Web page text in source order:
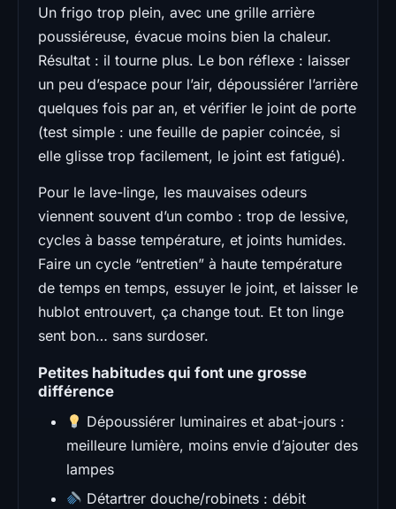
Un frigo trop plein, avec une grille arrière
poussiéreuse, évacue moins bien la chaleur.
Résultat : il tourne plus. Le bon réflexe : laisser
un peu d’espace pour l’air, dépoussiérer l’arrière
quelques fois par an, et vérifier le joint de porte
(test simple : une feuille de papier coincée, si
elle glisse trop facilement, le joint est fatigué).
Pour le lave-linge, les mauvaises odeurs
viennent souvent d’un combo : trop de lessive,
cycles à basse température, et joints humides.
Faire un cycle “entretien” à haute température
de temps en temps, essuyer le joint, et laisser le
hublot entrouvert, ça change tout. Et ton linge
sent bon… sans surdoser.
Petites habitudes qui font une grosse
différence
Dépoussiérer luminaires et abat-jours :
meilleure lumière, moins envie d’ajouter des
lampes
Détartrer douche/robinets : débit